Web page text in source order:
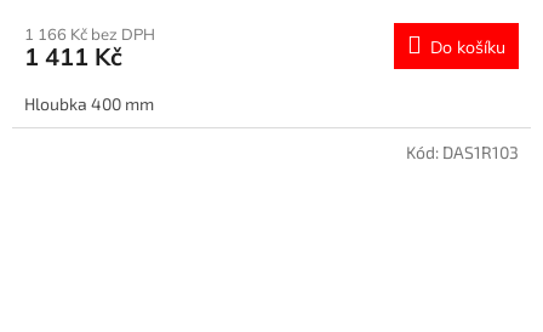
M
A
1 166 Kč bez DPH
1 411 Kč Do košíku
Hloubka 400 mm
Kód: DAS1R103